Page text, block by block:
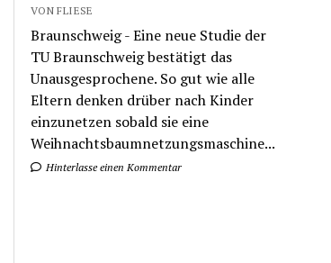
VON FLIESE
Braunschweig - Eine neue Studie der
TU Braunschweig bestätigt das
Unausgesprochene. So gut wie alle
Eltern denken drüber nach Kinder
einzunetzen sobald sie eine
Weihnachtsbaumnetzungsmaschine...
Hinterlasse einen Kommentar